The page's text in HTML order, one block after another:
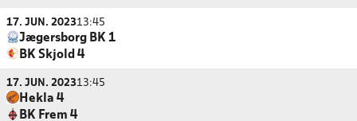
17. JUN. 202313:45
Jægersborg BK 1
BK Skjold 4
17. JUN. 202313:45
Hekla 4
BK Frem 4